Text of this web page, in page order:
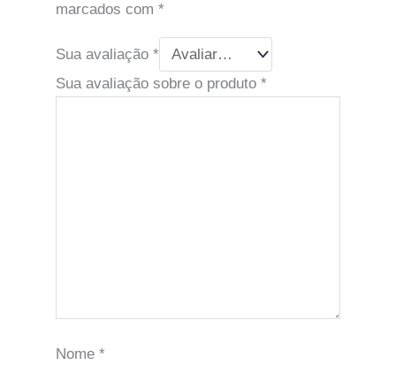
marcados com *
Sua avaliação *
Sua avaliação sobre o produto *
Nome *